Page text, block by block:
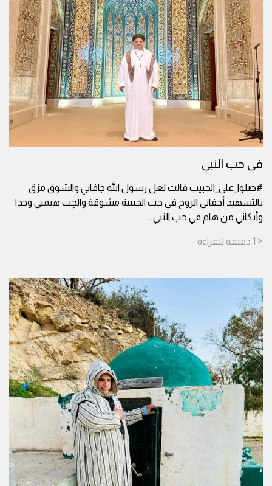
في حب النبي
#صلوا_على_الحبيب قالت لعل رسول الله جافاني والشوق مزق
بالتسهيد أجفاني الروح في حب الحبيبة مشوقة والحِب هيمني وجدا
وأبكاني من هام في حب النبي...
< 1 دقيقة للقراءة